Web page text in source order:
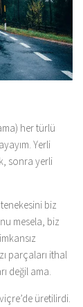
her türlü
Yerli
sonra yerli
biz
mesela, biz
parçaları ithal
değil ama.
üretilirdi.